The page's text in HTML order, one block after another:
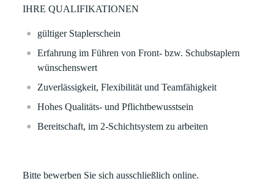
IHRE QUALIFIKATIONEN
gültiger Staplerschein
Erfahrung im Führen von Front- bzw. Schubstaplern
wünschenswert
Zuverlässigkeit, Flexibilität und Teamfähigkeit
Hohes Qualitäts- und Pflichtbewusstsein
Bereitschaft, im 2-Schichtsystem zu arbeiten
Bitte bewerben Sie sich ausschließlich online.